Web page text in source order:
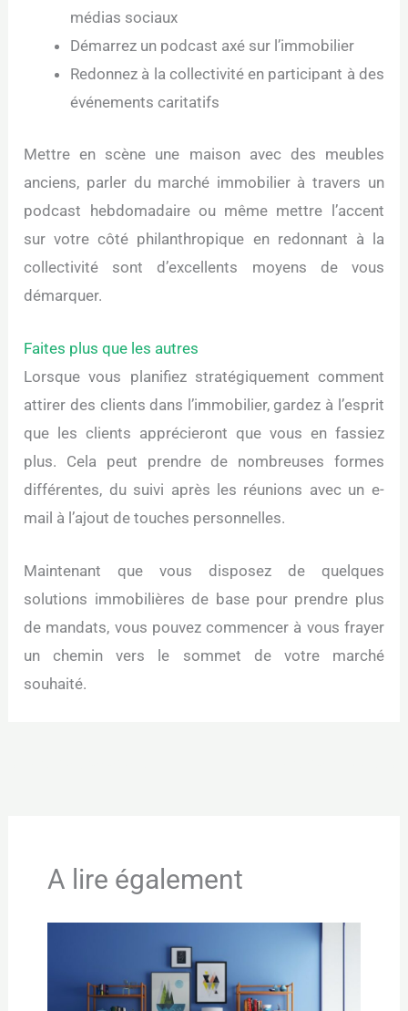
médias sociaux
Démarrez un podcast axé sur l’immobilier
Redonnez à la collectivité en participant à des
événements caritatifs
Mettre en scène une maison avec des meubles
anciens, parler du marché immobilier à travers un
podcast hebdomadaire ou même mettre l’accent
sur votre côté philanthropique en redonnant à la
collectivité sont d’excellents moyens de vous
démarquer.
Faites plus que les autres
Lorsque vous planifiez stratégiquement comment
attirer des clients dans l’immobilier, gardez à l’esprit
que les clients apprécieront que vous en fassiez
plus. Cela peut prendre de nombreuses formes
différentes, du suivi après les réunions avec un e-
mail à l’ajout de touches personnelles.
Maintenant que vous disposez de quelques
solutions immobilières de base pour prendre plus
de mandats, vous pouvez commencer à vous frayer
un chemin vers le sommet de votre marché
souhaité.
A lire également